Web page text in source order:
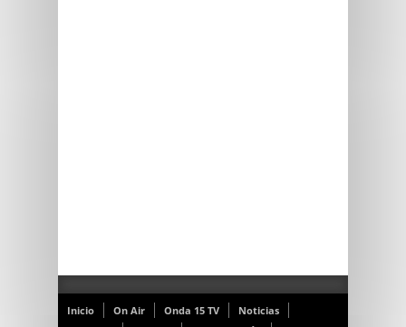
Inicio On Air Onda 15 TV
Noticias